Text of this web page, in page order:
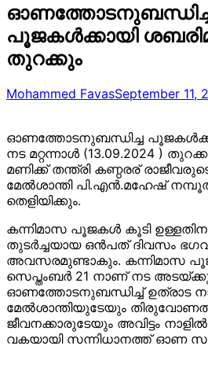
പൂജകള്‍ക്കായി
തുറക്കും
Mohammed FavasSeptember 11,
ഓണത്തോടനുബന്ധിച്ച
നട മറ്റന്നാൾ (13.09.2024 )
മണിക്ക് തന്ത്രി കണ്ഠരര്
മേല്‍ശാന്തി പി.എന്‍.മഹേഷ്
തെളിയിക്കും.
കന്നിമാസ പൂജകള്‍ കൂടി
തുടര്‍ച്ചയായ ഒന്‍പത് ദിവസം
അവസരമുണ്ടാകും. കന്നിമാസ
സെപ്തംബര്‍ 21 നാണ് നട
ഓണത്തോടനുബന്ധിച്ച് ഉത്രാട
മേല്‍ശാന്തിയുടേയും
ജീവനക്കാരുടേയും അവിട്ടം
വകയായി സന്നിധാനത്ത് ഓണ